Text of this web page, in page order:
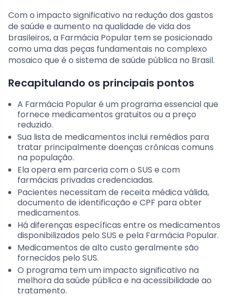
Com o impacto significativo na redução dos gastos
de saúde e aumento na qualidade de vida dos
brasileiros, a Farmácia Popular tem se posicionado
como uma das peças fundamentais no complexo
mosaico que é o sistema de saúde pública no Brasil.
Recapitulando os principais pontos
A Farmácia Popular é um programa essencial que
fornece medicamentos gratuitos ou a preço
reduzido.
Sua lista de medicamentos inclui remédios para
tratar principalmente doenças crônicas comuns
na população.
Ela opera em parceria com o SUS e com
farmácias privadas credenciadas.
Pacientes necessitam de receita médica válida,
documento de identificação e CPF para obter
medicamentos.
Há diferenças específicas entre os medicamentos
disponibilizados pelo SUS e pela Farmácia Popular.
Medicamentos de alto custo geralmente são
fornecidos pelo SUS.
O programa tem um impacto significativo na
melhora da saúde pública e na acessibilidade ao
tratamento.